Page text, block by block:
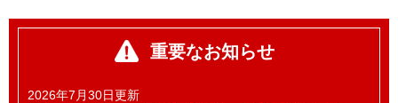
重要なお知らせ
2026年7月30日更新